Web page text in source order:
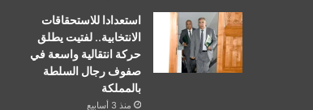
استعدادا للاستحقاقات
الانتخابية.. لفتيت يطلق
حركة انتقالية واسعة في
صفوف رجال السلطة
بالمملكة
منذ 3 أسابيع